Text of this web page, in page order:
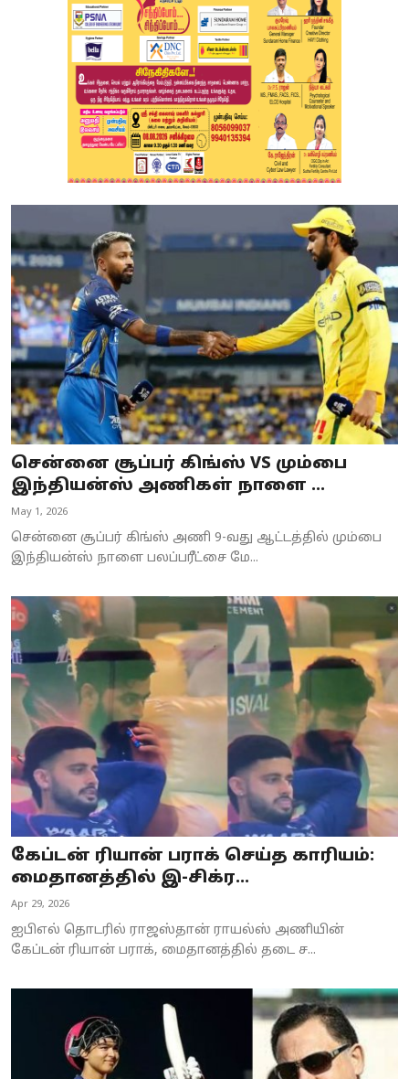
சென்னை சூப்பர் கிங்ஸ் VS மும்பை
இந்தியன்ஸ் அணிகள் நாளை ...
May 1, 2026
சென்னை சூப்பர் கிங்ஸ் அணி 9-வது ஆட்டத்தில் மும்பை
இந்தியன்ஸ் நாளை பலப்பரீட்சை மே...
கேப்டன் ரியான் பராக் செய்த காரியம்:
மைதானத்தில் இ-சிக்ர...
Apr 29, 2026
ஐபிஎல் தொடரில் ராஜஸ்தான் ராயல்ஸ் அணியின்
கேப்டன் ரியான் பராக், மைதானத்தில் தடை ச...